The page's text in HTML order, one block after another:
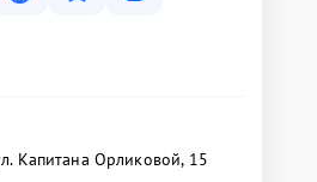
Капитана Орликовой, 15